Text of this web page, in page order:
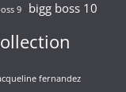
9 bigg boss 10
fernandez